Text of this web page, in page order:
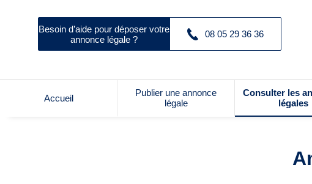
Besoin d’aide pour déposer votre
annonce légale ?
08 05 29 36 36
Accueil
Publier une annonce
légale
Consulter les
légales